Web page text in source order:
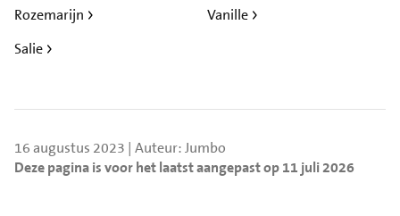
Rozemarijn
Salie
Vanille
16 augustus 2023 | Auteur: Jumbo
Deze pagina is voor het laatst aangepast op 11 juli 2026